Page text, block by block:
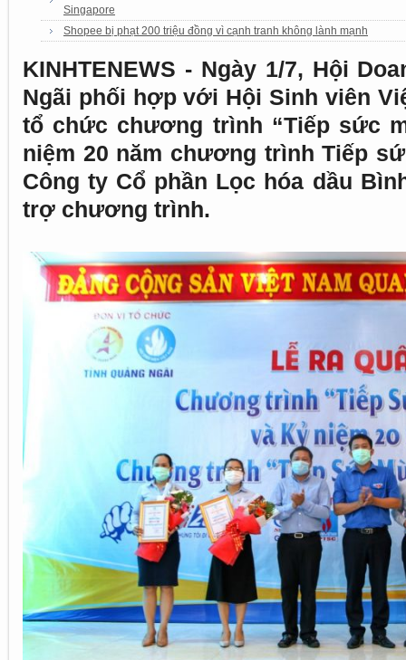
Singapore
Shopee bị phạt 200 triệu đồng vì cạnh tranh không lành mạnh
KINHTENEWS - Ngày 1/7, Hội
Ngãi phối hợp với Hội Sinh viên
tổ chức chương trình “Tiếp sức
niệm 20 năm chương trình Tiếp
Công ty Cổ phần Lọc hóa dầu
trợ chương trình.